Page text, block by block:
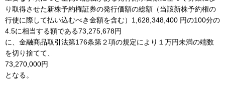
り取得させた新株予約権証券の発行価額の総額（当該新株予約権の
行使に際して払い込むべき金額を含む）1,628,348,400 円の100分の
4.5に相当する額である73,275,678円
に、金融商品取引法第176条第２項の規定により１万円未満の端数
を切り捨てて、
73,270,000円
となる。